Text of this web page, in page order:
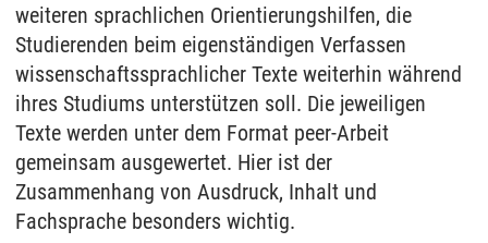
weiteren sprachlichen Orientierungshilfen, die
Studierenden beim eigenständigen Verfassen
wissenschaftssprachlicher Texte weiterhin während
ihres Studiums unterstützen soll. Die jeweiligen
Texte werden unter dem Format peer-Arbeit
gemeinsam ausgewertet. Hier ist der
Zusammenhang von Ausdruck, Inhalt und
Fachsprache besonders wichtig.